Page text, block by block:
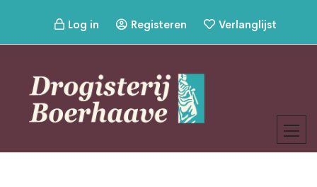
Log in Registeren Verlanglijst